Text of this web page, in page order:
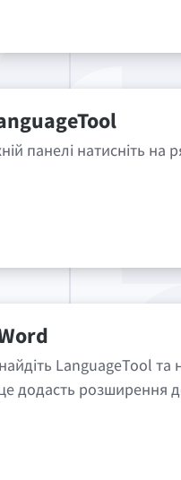
панелі натисніть на
LanguageTool та
додасть розширення